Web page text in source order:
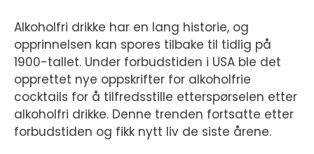
Alkoholfri drikke har en lang historie, og
opprinnelsen kan spores tilbake til tidlig på
1900-tallet. Under forbudstiden i USA ble det
opprettet nye oppskrifter for alkoholfrie
cocktails for å tilfredsstille etterspørselen etter
alkoholfri drikke. Denne trenden fortsatte etter
forbudstiden og fikk nytt liv de siste årene.